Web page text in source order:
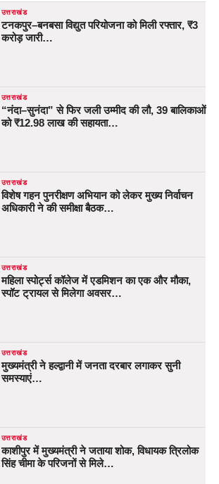
उत्तराखंड
टनकपुर–बनबसा विद्युत परियोजना को मिली रफ्तार, ₹3
करोड़ जारी…
उत्तराखंड
“नंदा–सुनंदा” से फिर जली उम्मीद की लौ, 39 बालिकाओं
को ₹12.98 लाख की सहायता…
उत्तराखंड
विशेष गहन पुनरीक्षण अभियान को लेकर मुख्य निर्वाचन
अधिकारी ने की समीक्षा बैठक…
उत्तराखंड
महिला स्पोर्ट्स कॉलेज में एडमिशन का एक और मौका,
स्पॉट ट्रायल से मिलेगा अवसर…
उत्तराखंड
मुख्यमंत्री ने हल्द्वानी में जनता दरबार लगाकर सुनी
समस्याएं…
उत्तराखंड
काशीपुर में मुख्यमंत्री ने जताया शोक, विधायक त्रिलोक
सिंह चीमा के परिजनों से मिले…